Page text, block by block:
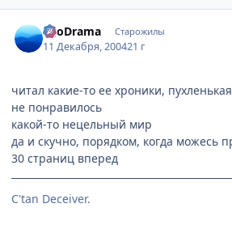
EgoDrama Старожилы
11 Декабря, 200421 г
читал какие-то ее хроники,
не понравилось
какой-то нецельный мир
да и скучно, порядком, когда можесь
30 страниц вперед
C'tan Deceiver.